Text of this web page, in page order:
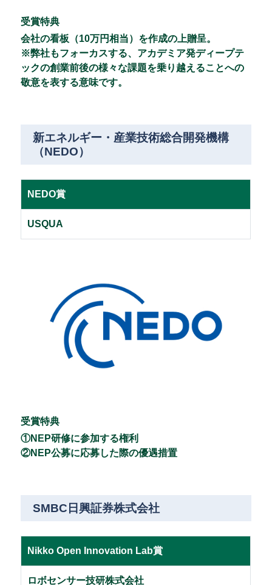
受賞特典
会社の看板（10万円相当）を作成の上贈呈。
※弊社もフォーカスする、アカデミア発ディープテ
ックの創業前後の様々な課題を乗り越えることへの
敬意を表する意味です。
新エネルギー・産業技術総合開発機構
（NEDO）
NEDO賞
USQUA
受賞特典
①NEP研修に参加する権利
②NEP公募に応募した際の優遇措置
SMBC日興証券株式会社
Nikko Open Innovation Lab賞
ロボセンサー技研株式会社